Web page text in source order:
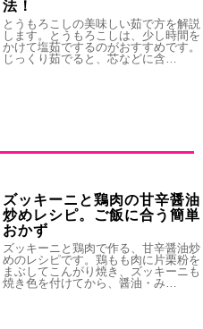
法！
とうもろこしの美味しい茹で方を解説
します。とうもろこしは、少し時間を
かけて塩茹でするのがおすすめです。
じっくり茹でると、芯などに含…
ズッキーニと鶏肉の甘辛醤油
炒めレシピ。ご飯に合う簡単
おかず
ズッキーニと鶏肉で作る、甘辛醤油炒
めのレシピです。鶏もも肉に片栗粉を
まぶしてこんがり焼き、ズッキーニも
焼き色を付けてから、醤油・み…